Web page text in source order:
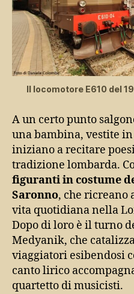
Il locomotore E610 del
A un certo punto
una bambina, vestite
iniziano a recitare
tradizione lombarda.
figuranti in costume
Saronno, che ricreano
vita quotidiana nella
Dopo di loro è il turno
Medyanik, che
viaggiatori esibendosi
canto lirico
quartetto di musicisti.